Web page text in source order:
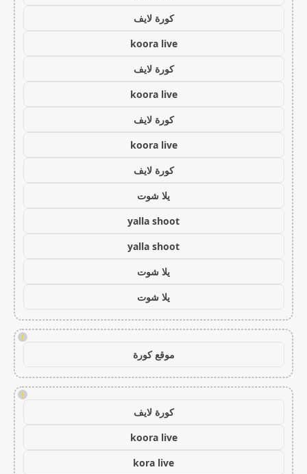
كورة لايف
koora live
كورة لايف
koora live
كورة لايف
koora live
كورة لايف
يلا شوت
yalla shoot
yalla shoot
يلا شوت
يلا شوت
!
موقع كورة
!
كورة لايف
koora live
kora live